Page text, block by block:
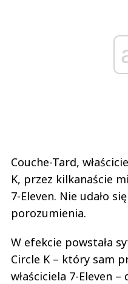
Couche-Tard,
K, przez kilkanaście
7-Eleven. Nie udało
porozumienia.
W efekcie powstała
Circle K – który sam
właściciela 7-Eleven